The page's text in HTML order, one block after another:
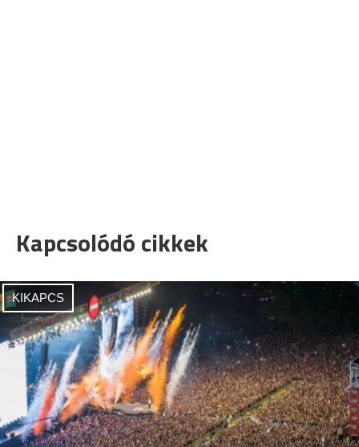
Kapcsolódó cikkek
KIKAPCS